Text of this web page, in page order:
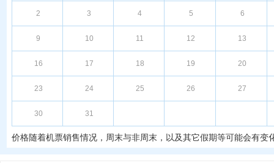
2 3 4 5 6
9 10 11 12 13
16 17 18 19 20
23 24 25 26 27
30 31
价格随着机票销售情况，周末与非周末，以及其它假期等可能会有变